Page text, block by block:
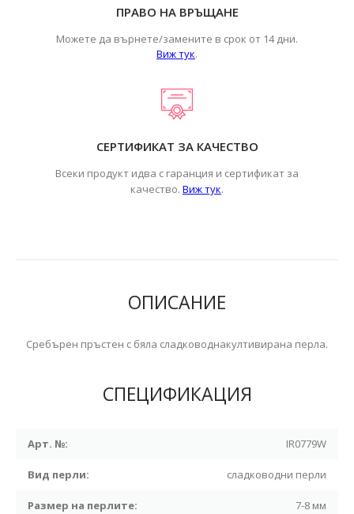
ПРАВО НА ВРЪЩАНЕ
Можете да върнете/замените в срок от 14 дни.
Виж тук.
СЕРТИФИКАТ ЗА КАЧЕСТВО
Всеки продукт идва с гаранция и сертификат за
качество. Виж тук.
ОПИСАНИЕ
Сребърен пръстен с бяла сладководнакултивирана перла.
СПЕЦИФИКАЦИЯ
Арт. №: IR0779W
Вид перли: сладководни перли
Размер на перлите: 7-8 мм